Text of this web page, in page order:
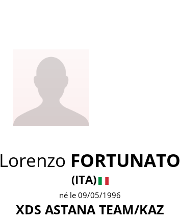
Lorenzo FORTUNATO
(ITA)
né le 09/05/1996
XDS ASTANA TEAM/KAZ